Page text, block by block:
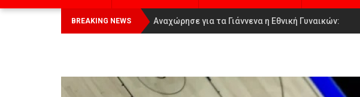
BREAKING NEWS Οι Πάνθηρες Καβάλας στην Women Basketball League 1
Αναχώρησε για τα Γιάννενα η Εθνική Γυναικών